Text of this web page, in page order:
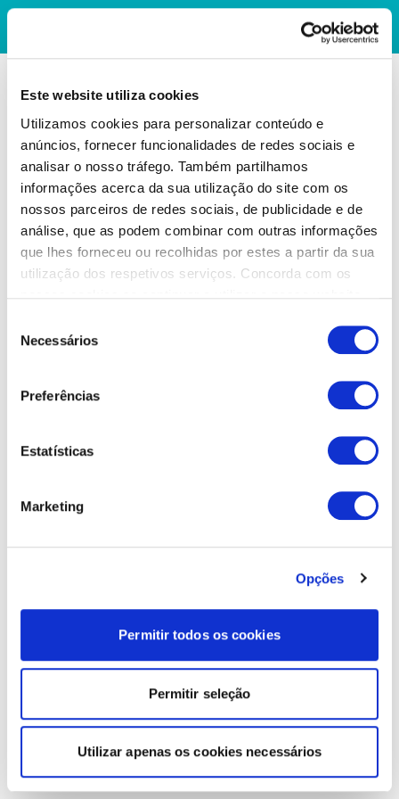
Este website utiliza cookies
Utilizamos cookies para personalizar conteúdo e
anúncios, fornecer funcionalidades de redes sociais e
analisar o nosso tráfego. Também partilhamos
informações acerca da sua utilização do site com os
nossos parceiros de redes sociais, de publicidade e de
análise, que as podem combinar com outras informações
que lhes forneceu ou recolhidas por estes a partir da sua
utilização dos respetivos serviços. Concorda com os
Necessários
Preferências
Estatísticas
Marketing
Opções
Permitir todos os cookies
Permitir seleção
Utilizar apenas os cookies necessários